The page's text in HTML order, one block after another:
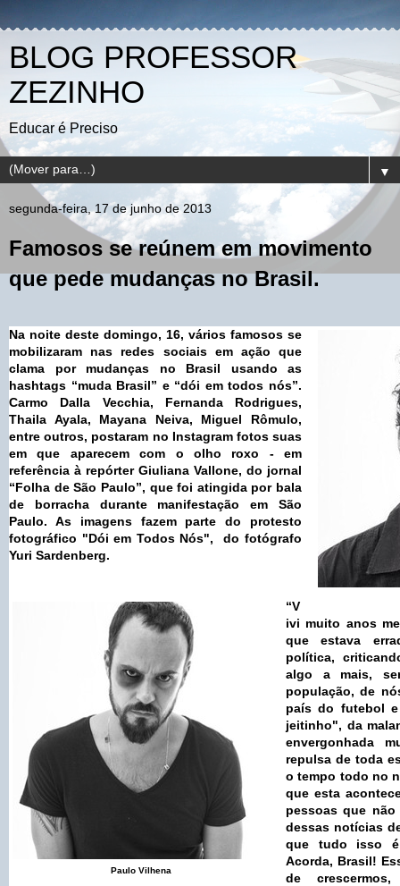
BLOG PROFESSOR
ZEZINHO
Educar é Preciso
▼
segunda-feira, 17 de junho de 2013
Famosos se reúnem em movimento
que pede mudanças no Brasil.
Na noite deste domingo, 16, vários famosos se
mobilizaram nas redes sociais em ação que
clama por mudanças no Brasil usando as
hashtags “muda Brasil” e “dói em todos nós”.
Carmo Dalla Vecchia, Fernanda Rodrigues,
Thaila Ayala, Mayana Neiva, Miguel Rômulo,
entre outros, postaram no Instagram fotos suas
em que aparecem com o olho roxo - em
referência à repórter Giuliana Vallone, do jornal
“Folha de São Paulo”, que foi atingida por bala
de borracha durante manifestação em São
Paulo. As imagens fazem parte do protesto
fotográfico "Dói em Todos Nós", do fotógrafo
Yuri Sardenberg.
Paulo Vilhena
“V
ivi muito anos
que estava
política,
algo a mais,
população, de
país do futebol
jeitinho", da
envergonhada
repulsa de toda
o tempo todo no
que esta
pessoas que não
dessas notícias
que tudo isso
Acorda, Brasil!
de